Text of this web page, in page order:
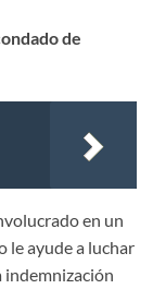
de
en un
le ayude a luchar
indemnización